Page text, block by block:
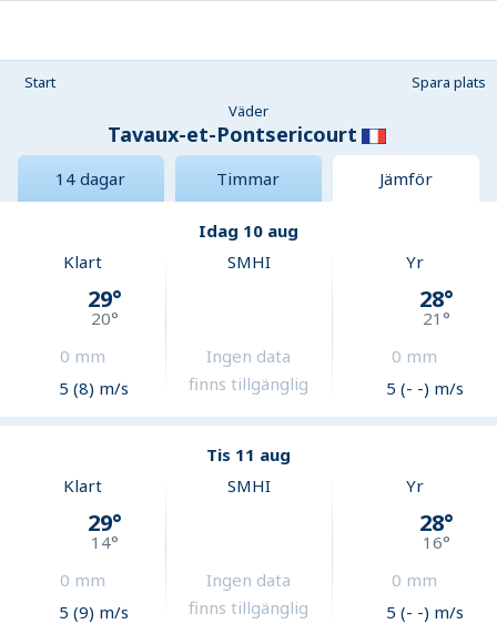
Start
Spara plats
Väder
Tavaux-et-Pontsericourt
14 dagar Timmar Jämför
Idag 10 aug
Klart
29°
20°
0 mm
5 (8) m/s
SMHI
Ingen data
finns tillgänglig
Yr
28°
21°
0 mm
5 (- -) m/s
Tis 11 aug
Klart
29°
14°
0 mm
5 (9) m/s
SMHI
Ingen data
finns tillgänglig
Yr
28°
16°
0 mm
5 (- -) m/s